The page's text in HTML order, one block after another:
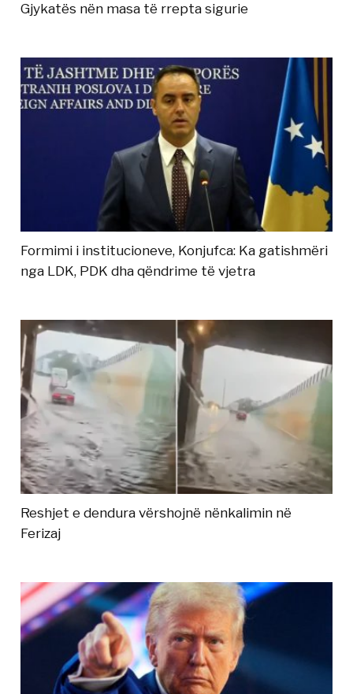
Gjykatës nën masa të rrepta sigurie
Formimi i institucioneve, Konjufca: Ka gatishmëri
nga LDK, PDK dha qëndrime të vjetra
Reshjet e dendura vërshojnë nënkalimin në
Ferizaj